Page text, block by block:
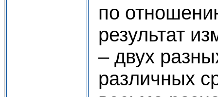
по
результат
– двух
различных